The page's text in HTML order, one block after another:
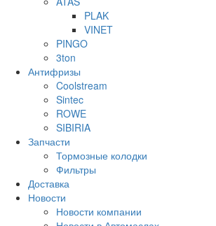
PLAK
VINET
PINGO
3ton
Антифризы
Coolstream
Sintec
ROWE
SIBIRIA
Запчасти
Тормозные колодки
Фильтры
Доставка
Новости
Новости компании